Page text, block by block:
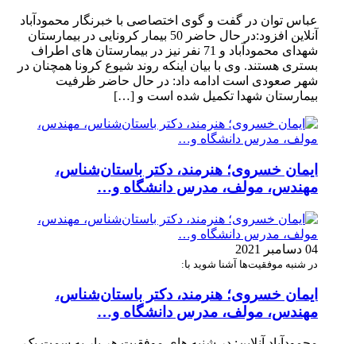
عباس توان در گفت و گوی اختصاصی با خبرنگار محمودآباد
آنلاین افزود:در حال حاضر 50 بیمار کرونایی در بیمارستان
شهدای محمودآباد و 71 نفر نیز در بیمارستان های اطراف
بستری هستند. وی با بیان اینکه روند شیوع کرونا همچنان در
شهر صعودی است ادامه داد: در حال حاضر ظرفیت
بیمارستان شهدا تکمیل شده است و […]
ایمان خسروی؛ هنرمند، دکتر باستان‌شناس،
مهندس، مولف، مدرس دانشگاه و…
04 دسامبر 2021
در شنبه موفقیت‌ها آشنا شوید با:
ایمان خسروی؛ هنرمند، دکتر باستان‌شناس،
مهندس، مولف، مدرس دانشگاه و…